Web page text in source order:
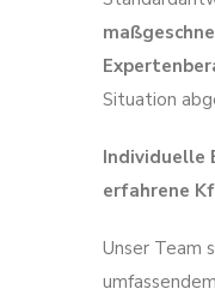
Situation
Individuelle
erfahrene
Unser Team